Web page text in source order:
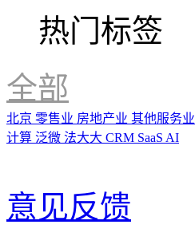
热门标签
全部
北京 零售业 房地产业 其他服务业
计算 泛微 法大大 CRM SaaS AI
意见反馈